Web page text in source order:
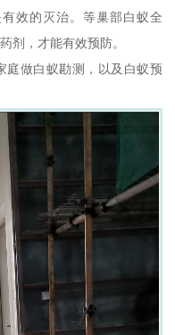
效的灭治。等巢部白蚁全
剂，才能有效预防。
庭做白蚁勘测，以及白蚁预